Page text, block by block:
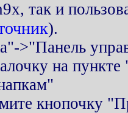
так и
).
>"Панель
на
кнопочку